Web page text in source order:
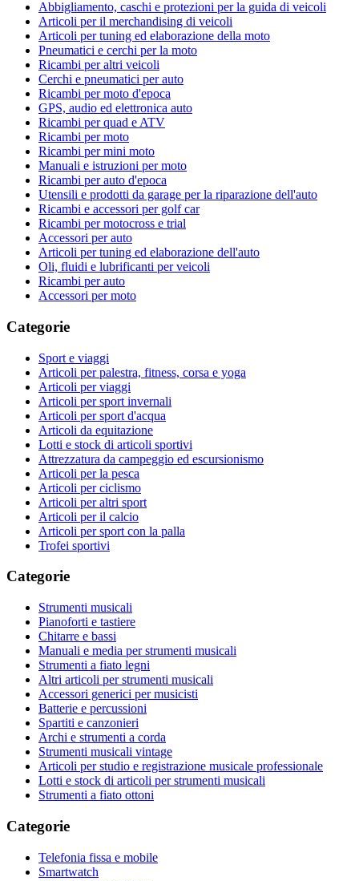
Abbigliamento, caschi e protezioni per la guida di veicoli
Articoli per il merchandising di veicoli
Articoli per tuning ed elaborazione della moto
Pneumatici e cerchi per la moto
Ricambi per altri veicoli
Cerchi e pneumatici per auto
Ricambi per moto d'epoca
GPS, audio ed elettronica auto
Ricambi per quad e ATV
Ricambi per moto
Ricambi per mini moto
Manuali e istruzioni per moto
Ricambi per auto d'epoca
Utensili e prodotti da garage per la riparazione dell'auto
Ricambi e accessori per golf car
Ricambi per motocross e trial
Accessori per auto
Articoli per tuning ed elaborazione dell'auto
Oli, fluidi e lubrificanti per veicoli
Ricambi per auto
Accessori per moto
Categorie
Sport e viaggi
Articoli per palestra, fitness, corsa e yoga
Articoli per viaggi
Articoli per sport invernali
Articoli per sport d'acqua
Articoli da equitazione
Lotti e stock di articoli sportivi
Attrezzatura da campeggio ed escursionismo
Articoli per la pesca
Articoli per ciclismo
Articoli per altri sport
Articoli per il calcio
Articoli per sport con la palla
Trofei sportivi
Categorie
Strumenti musicali
Pianoforti e tastiere
Chitarre e bassi
Manuali e media per strumenti musicali
Strumenti a fiato legni
Altri articoli per strumenti musicali
Accessori generici per musicisti
Batterie e percussioni
Spartiti e canzonieri
Archi e strumenti a corda
Strumenti musicali vintage
Articoli per studio e registrazione musicale professionale
Lotti e stock di articoli per strumenti musicali
Strumenti a fiato ottoni
Categorie
Telefonia fissa e mobile
Smartwatch